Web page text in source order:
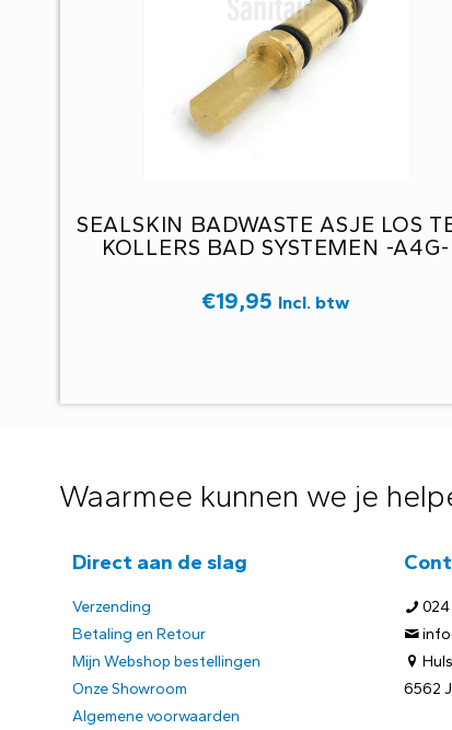
SEALSKIN BADWASTE ASJE LOS
KOLLERS BAD SYSTEMEN -A4G-
€19,95 Incl. btw
Waarmee kunnen we je
Direct aan de slag
Verzending
Betaling en Retour
Mijn Webshop bestellingen
Onze Showroom
Algemene voorwaarden
6562